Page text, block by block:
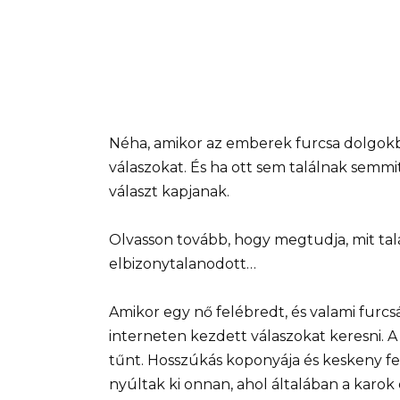
Néha, amikor az emberek furcsa
válaszokat. És ha ott sem találnak
választ kapjanak.
Olvasson tovább, hogy megtudja, mit
elbizonytalanodott…
Amikor egy nő felébredt, és valami
interneten kezdett válaszokat keresni.
tűnt. Hosszúkás koponyája és keskeny
nyúltak ki onnan, ahol általában a karok